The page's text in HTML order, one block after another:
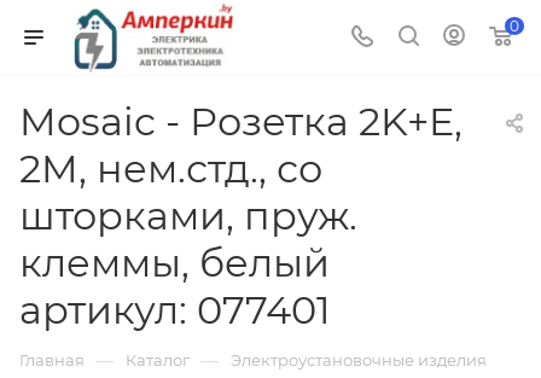
0
Mosaic - Розетка 2K+E,
2M, нем.стд., со
шторками, пруж.
клеммы, белый
артикул: 077401
Главная — Каталог — Электроустановочные изделия